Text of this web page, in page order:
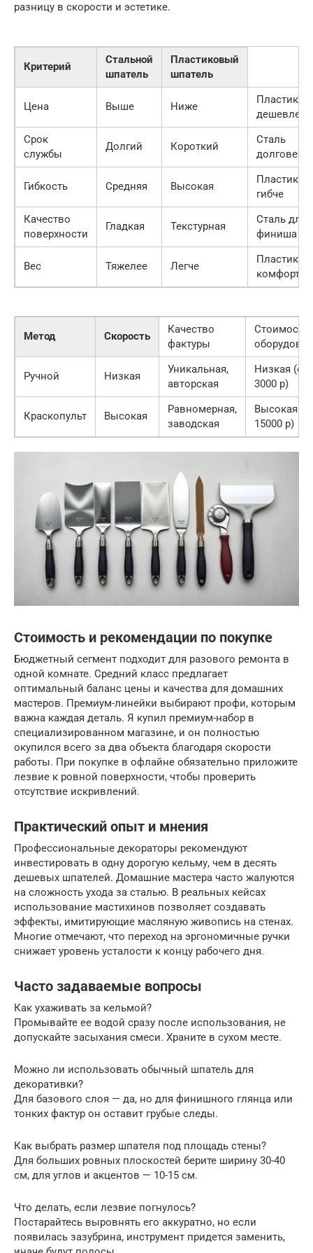
разницу в скорости и эстетике.
Критерий
Стальной
шпатель
Пластиковый
шпатель
Цена Выше Ниже
Пластик
дешевле
Срок
службы
Долгий Короткий
Сталь
Гибкость Средняя Высокая
Пластик
гибче
Качество
поверхности
Гладкая Текстурная
Сталь для
финиша
Вес Тяжелее Легче
Пластик
Метод Скорость
Качество
фактуры
Стоимость
Ручной Низкая
Уникальная,
авторская
Низкая (от
3000 р)
Краскопульт Высокая
Равномерная,
заводская
Высокая
15000 р)
Стоимость и рекомендации по покупке
Бюджетный сегмент подходит для разового ремонта в
одной комнате. Средний класс предлагает
оптимальный баланс цены и качества для домашних
мастеров. Премиум-линейки выбирают профи, которым
важна каждая деталь. Я купил премиум-набор в
специализированном магазине, и он полностью
окупился всего за два объекта благодаря скорости
работы. При покупке в офлайне обязательно приложите
лезвие к ровной поверхности, чтобы проверить
отсутствие искривлений.
Практический опыт и мнения
Профессиональные декораторы рекомендуют
инвестировать в одну дорогую кельму, чем в десять
дешевых шпателей. Домашние мастера часто жалуются
на сложность ухода за сталью. В реальных кейсах
использование мастихинов позволяет создавать
эффекты, имитирующие масляную живопись на стенах.
Многие отмечают, что переход на эргономичные ручки
снижает уровень усталости к концу рабочего дня.
Часто задаваемые вопросы
Как ухаживать за кельмой?
Промывайте ее водой сразу после использования, не
допускайте засыхания смеси. Храните в сухом месте.
Можно ли использовать обычный шпатель для
декоративки?
Для базового слоя — да, но для финишного глянца или
тонких фактур он оставит грубые следы.
Как выбрать размер шпателя под площадь стены?
Для больших ровных плоскостей берите ширину 30-40
см, для углов и акцентов — 10-15 см.
Что делать, если лезвие погнулось?
Постарайтесь выровнять его аккуратно, но если
появилась зазубрина, инструмент придется заменить,